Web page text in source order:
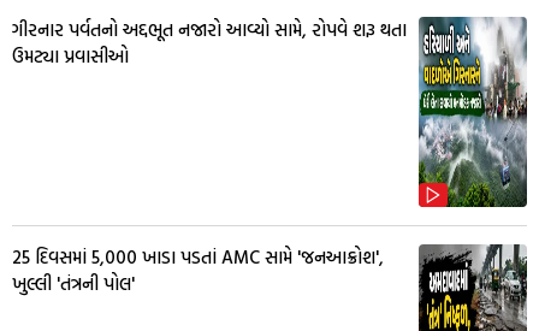
ગીરનાર પર્વતનો અદ્દભૂત નજારો આવ્યો સામે, રોપવે શરૂ થતા
ઉમટ્યા પ્રવાસીઓ
25 દિવસમાં 5,000 ખાડા પડતાં AMC સામે 'જનઆક્રોશ',
ખુલ્લી 'તંત્રની પોલ'